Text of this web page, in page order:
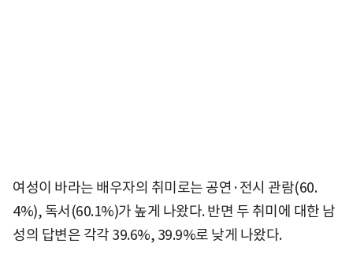
여성이 바라는 배우자의 취미로는 공연·전시 관람(60.
4%), 독서(60.1%)가 높게 나왔다. 반면 두 취미에 대한 남
성의 답변은 각각 39.6%, 39.9%로 낮게 나왔다.